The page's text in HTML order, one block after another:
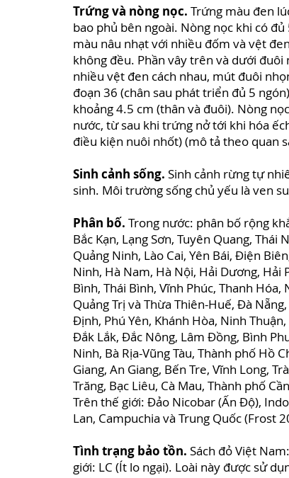
Trứng và nòng nọc. Trứng màu đen
bao phủ bên ngoài. Nòng nọc khi có
màu nâu nhạt với nhiều đốm và vệt
không đều. Phần vây trên và dưới đuôi
nhiều vệt đen cách nhau, mút đuôi
đoạn 36 (chân sau phát triển đủ 5
khoảng 4.5 cm (thân và đuôi). Nòng
nước, từ sau khi trứng nở tới khi hóa
điều kiện nuôi nhốt) (mô tả theo quan
Sinh cảnh sống. Sinh cảnh rừng tự
sinh. Môi trường sống chủ yếu là ven
Phân bố. Trong nước: phân bố rộng
Bắc Kạn, Lạng Sơn, Tuyên Quang, Thái
Quảng Ninh, Lào Cai, Yên Bái, Điện
Ninh, Hà Nam, Hà Nội, Hải Dương, Hải
Bình, Thái Bình, Vĩnh Phúc, Thanh Hóa,
Quảng Trị và Thừa Thiên-Huế, Đà
Định, Phú Yên, Khánh Hòa, Ninh
Đắk Lắk, Đắc Nông, Lâm Đồng, Bình
Ninh, Bà Rịa-Vũng Tàu, Thành phố Hồ
Giang, An Giang, Bến Tre, Vĩnh Long,
Trăng, Bạc Liêu, Cà Mau, Thành phố
Trên thế giới: Đảo Nicobar (Ấn Độ),
Lan, Campuchia và Trung Quốc (Frost
Tình trạng bảo tồn. Sách đỏ Việt
giới: LC (Ít lo ngại). Loài này được sử